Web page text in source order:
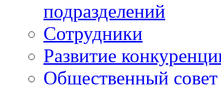
подразделений
Сотрудники
Развитие
Общественный совет